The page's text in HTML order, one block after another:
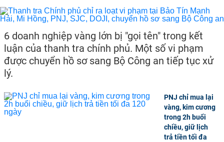
6 doanh nghiệp vàng lớn bị "gọi tên" trong kết
luận của thanh tra chính phủ. Một số vi phạm
được chuyển hồ sơ sang Bộ Công an tiếp tục xử
lý.
PNJ chỉ mua lại
vàng, kim cương
trong 2h buổi
chiều, giữ lịch
trả tiền tối đa